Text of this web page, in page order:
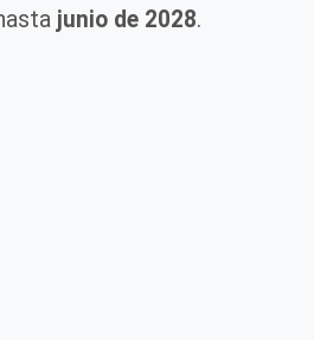
junio de 2028.